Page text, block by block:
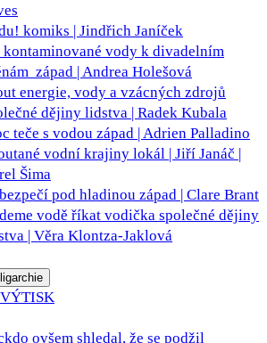
komiks | Jindřich Janíček
kontaminované vody k divadelním
západ | Andrea Holešová
energie, vody a vzácných zdrojů
dějiny lidstva | Radek Kubala
teče s vodou západ | Adrien Palladino
vodní krajiny lokál | Jiří Janáč |
Šima
pod hladinou západ | Clare Brant
vodě říkat vodička společné dějiny
| Věra Klontza-Jaklová
ovšem shledal, že se podžil